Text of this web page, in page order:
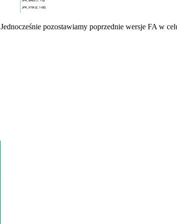
Jednocześnie pozostawiamy poprzednie wersje FA w